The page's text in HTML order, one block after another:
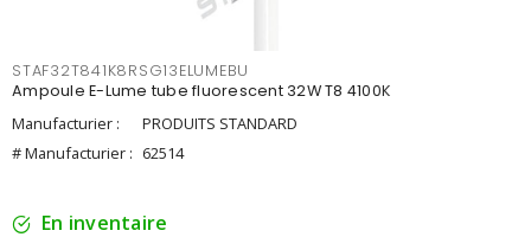
STAF32T841K8RSG13ELUMEBU
Ampoule E-Lume tube fluorescent 32W T8 4100K
Manufacturier :
PRODUITS STANDARD
# Manufacturier : 62514
En inventaire